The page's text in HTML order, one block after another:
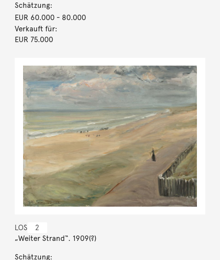
Schätzung:
EUR 60.000- 80.000
Verkauft für:
EUR 75.000
LOS 2
„Weiter Strand“. 1909(?)
Schätzung: